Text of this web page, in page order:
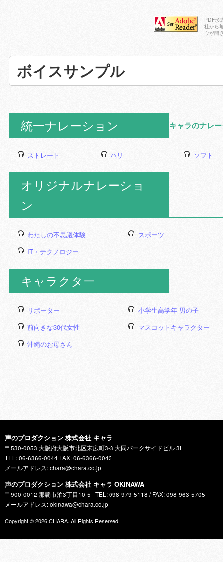
ドする
PDF形
社から
ウが開
ボイスサンプル
統一ナレーション キャラのナレ
ストレート ハリ ソフト
オリジナルナレーショ
ン
わたしの不思議体験
スポーツ
IT・テクノロジー
キャラクター
リポーター
小学生高学年 男の子
前向きな30代女性
マスコットキャラクター
沖縄のお母さん
声のプロダクション 株式会社 キャラ
〒530-0053 大阪府大阪市北区末広町3-3 大同パークサイドビル 3F
TEL: 06-6366-0044 FAX: 06-6366-0043
メールアドレス: chara@chara.co.jp
声のプロダクション 株式会社 キャラ OKINAWA
〒900-0012 那覇市泊3丁目10-5
TEL: 098-979-5118 / FAX: 098-963-5705
メールアドレス: okinawa@chara.co.jp
Copyright © 2026CHARA. All Rights Reserved.